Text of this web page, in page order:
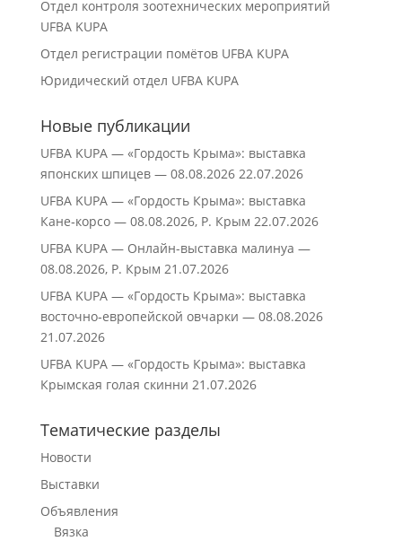
Отдел контроля зоотехнических мероприятий
UFBA KUPA
Отдел регистрации помётов UFBA KUPA
Юридический отдел UFBA KUPA
Новые публикации
UFBA KUPA — «Гордость Крыма»: выставка
японских шпицев — 08.08.2026 22.07.2026
UFBA KUPA — «Гордость Крыма»: выставка
Кане‑корсо — 08.08.2026, Р. Крым 22.07.2026
UFBA KUPA — Онлайн-выставка малинуа —
08.08.2026, Р. Крым 21.07.2026
UFBA KUPA — «Гордость Крыма»: выставка
восточно‑европейской овчарки — 08.08.2026
21.07.2026
UFBA KUPA — «Гордость Крыма»: выставка
Крымская голая скинни 21.07.2026
Тематические разделы
Новости
Выставки
Объявления
Вязка